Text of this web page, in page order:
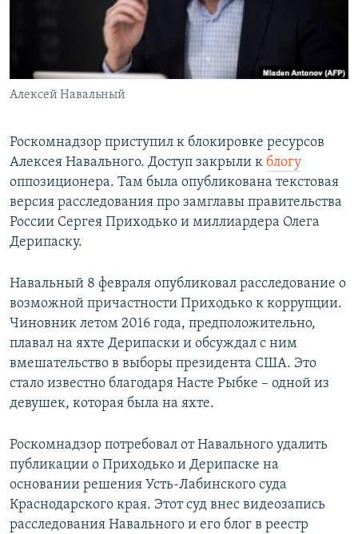
Русский
Алексей Навальный
Роскомнадзор приступил к блокировке ресурсов
Алексея Навального. Доступ закрыли к блогу
оппозиционера. Там была опубликована текстовая
версия расследования про замглавы правительства
России Сергея Приходько и миллиардера Олега
Дерипаску.
Навальный 8 февраля опубликовал расследование о
возможной причастности Приходько к коррупции.
Чиновник летом 2016 года, предположительно,
плавал на яхте Дерипаски и обсуждал с ним
вмешательство в выборы президента США. Это
стало известно благодаря Насте Рыбке – одной из
девушек, которая была на яхте.
Роскомнадзор потребовал от Навального удалить
публикации о Приходько и Дерипаске на
основании решения Усть-Лабинского суда
Краснодарского края. Этот суд внес видеозапись
расследования Навального и его блог в реестр